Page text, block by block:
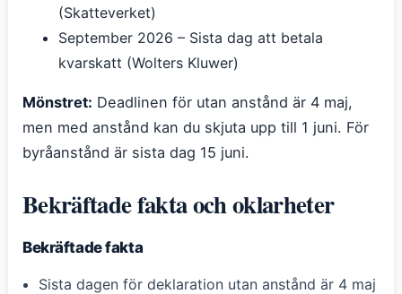
(Skatteverket)
September 2026 – Sista dag att betala
kvarskatt (Wolters Kluwer)
Mönstret: Deadlinen för utan anstånd är 4 maj,
men med anstånd kan du skjuta upp till 1 juni. För
byråanstånd är sista dag 15 juni.
Bekräftade fakta och oklarheter
Bekräftade fakta
Sista dagen för deklaration utan anstånd är 4 maj